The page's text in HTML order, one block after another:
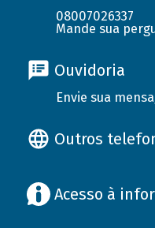
08007026337
Mande sua
Ouvidoria
Envie sua
Outros
Acesso à